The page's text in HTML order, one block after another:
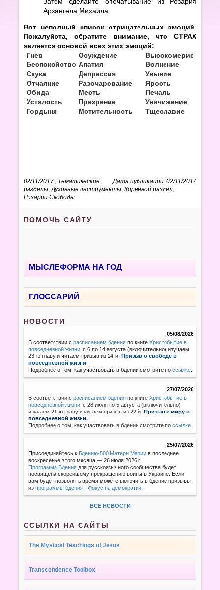
Архангела Михаила.
Вот неполный список отрицательных эмоций.
Пожалуйста, обратите внимание, что СТРАХ
является основой всех этих эмоций:
Гнев
Осуждение
Высокомерие
Беспокойство Апатия
Волнение
Скука
Депрессия
Уныние
Отчаяние
Разочарование
Ярость
Обида
Месть
Печаль
Усталость
Презрение
Уничижение
Гордыня
Мстительность Тщеславие
02/11/2017 Дата публикации: 02/11/2017
Тематические
разделы ,Духовные инструменты ,Корневой раздел
Розарии Свободы
ПОМОЧЬ САЙТУ
МЫСЛЕФОРМА НА ГОД
ГЛОССАРИЙ
НОВОСТИ
05/08/2026
В соответствии срасписанием бдения по книгеХристобытие в
повседневной жизни , с 6 по 14 августа (включительно) изучаем
23-ю главу и читаем призыв из 24-й:Призыв о свободе в
повседневной жизни
Подробнее о том, как участвовать в бдении смотрите поссылке
27/07/2026
В соответствии с расписанием бдения по книгеХристобытие в
повседневной жизни с 28 июля по 5 августа (включительно)
изучаем 21-ю главу и читаем призыв из 22-й:Призыв к миру в
повседневной жизни.
Подробнее о том, как участвовать в бдении смотрите поссылке
25/07/2026
Присоединяйтесь к Бдению-500 Матери Марии в последнее
воскресенье этого месяца — 26 июля 2026 г.
Программа Бдения для русскоязычного сообщества будет
посвящена скорейшему прекращению войны в Украине. Если
вам будет позволять время можете включить в бдение призывы
изпрограммы бдения - Фокус на демократии
ВСЕ НОВОСТИ
ССЫЛКИ НА САЙТЫ
The Mystical Teachings of Jesus
Transcendence Toolbox